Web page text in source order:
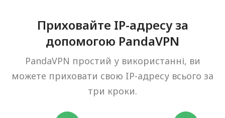
Приховайте IP-адресу за
допомогою PandaVPN
PandaVPN простий у використанні, ви
можете приховати свою IP-адресу всього за
три кроки.